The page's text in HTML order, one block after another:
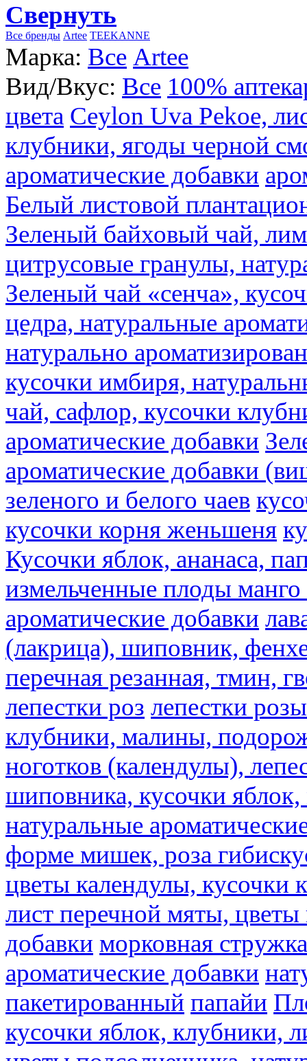
Свернуть
Все бренды Artee TEEKANNE
Марка: Все Artee
Вид/Вкус: Все 100%
цвета Ceylon Uva Pekoe,
клубники, ягоды черной
ароматические добавки
Белый листовой
Зеленый байховый чай,
цитрусовые гранулы,
Зеленый чай «сенча»,
цедра, натуральные
натурально
кусочки имбиря,
чай, сафлор, кусочки
ароматические добавки
ароматические добавки
зеленого и белого чаев
кусочки корня женьшеня
Кусочки яблок, ананаса,
измельченные плоды
ароматические добавки
(лакрица), шиповник,
перечная резанная, тмин,
лепестки роз лепестки розы
клубники, малины,
ноготков (календулы),
шиповника, кусочки
натуральные
форме мишек, роза
цветы календулы, кусочки
лист перечной мяты,
добавки морковная стружка
ароматические добавки
пакетированный папайи
кусочки яблок, клубники,